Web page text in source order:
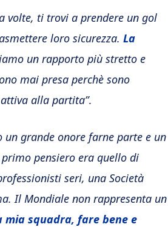
volte, ti trovi a prendere un gol
loro sicurezza. La
un rapporto più stretto e
mai presa perchè sono
alla partita”.
un grande onore farne parte e un
pensiero era quello di
seri, una Società
Il Mondiale non rappresenta un
mia squadra, fare bene e